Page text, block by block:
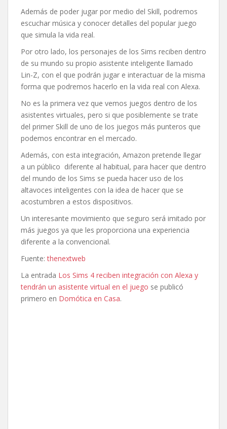
Además de poder jugar por medio del Skill, podremos
escuchar música y conocer detalles del popular juego
que simula la vida real.
Por otro lado, los personajes de los Sims reciben dentro
de su mundo su propio asistente inteligente llamado
Lin-Z, con el que podrán jugar e interactuar de la misma
forma que podremos hacerlo en la vida real con Alexa.
No es la primera vez que vemos juegos dentro de los
asistentes virtuales, pero si que posiblemente se trate
del primer Skill de uno de los juegos más punteros que
podemos encontrar en el mercado.
Además, con esta integración, Amazon pretende llegar
a un público diferente al habitual, para hacer que dentro
del mundo de los Sims se pueda hacer uso de los
altavoces inteligentes con la idea de hacer que se
acostumbren a estos dispositivos.
Un interesante movimiento que seguro será imitado por
más juegos ya que les proporciona una experiencia
diferente a la convencional.
Fuente:thenextweb
La entrada Los Sims 4 reciben integración con Alexa y
tendrán un asistente virtual en el juego se publicó
primero en Domótica en Casa.